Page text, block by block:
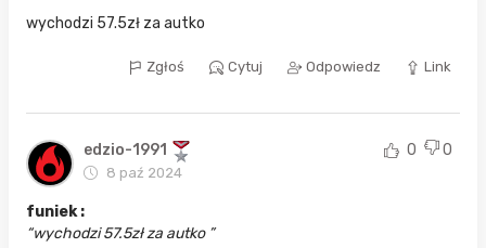
wychodzi 57.5zł za autko
Zgłoś Cytuj Odpowiedz Link
edzio-1991
8 paź 2024
0 0
funiek :
wychodzi 57.5zł za autko